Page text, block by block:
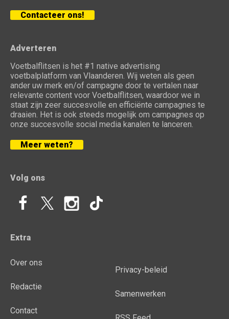
Contacteer ons!
Adverteren
Voetbalflitsen is het #1 native advertising
voetbalplatform van Vlaanderen. Wij weten als geen
ander uw merk en/of campagne door te vertalen naar
relevante content voor Voetbalflitsen, waardoor we in
staat zijn zeer succesvolle en efficiënte campagnes te
draaien. Het is ook steeds mogelijk om campagnes op
onze succesvolle social media kanalen te lanceren.
Meer weten?
Volg ons
Extra
Over ons
Redactie
Contact
Privacy-beleid
Samenwerken